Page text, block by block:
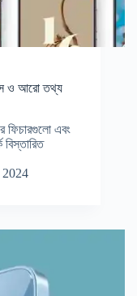
ও আরো তথ্য
ফিচারগুলো এবং